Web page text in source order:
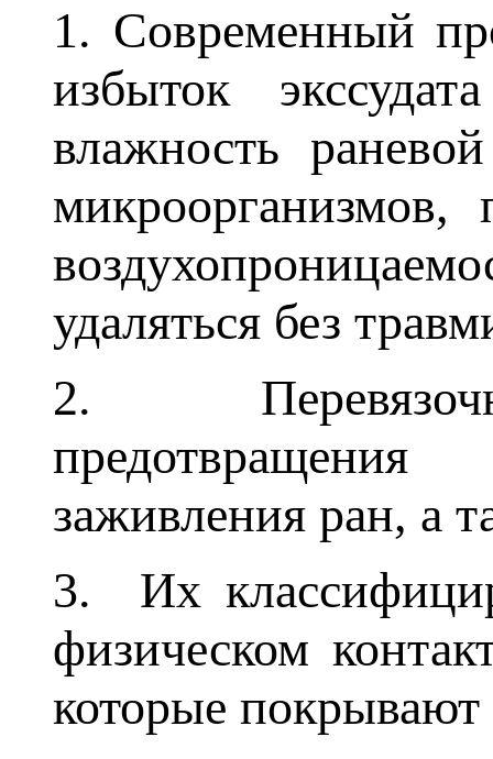
1. Современный
избыток
влажность
микроорганизмов,
удаляться без
2.
заживления ран, а
3. Их
физическом
которые